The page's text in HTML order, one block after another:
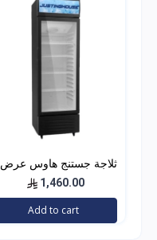
ثلاجة جستنج هاوس عرض
1,460.00
Add to cart